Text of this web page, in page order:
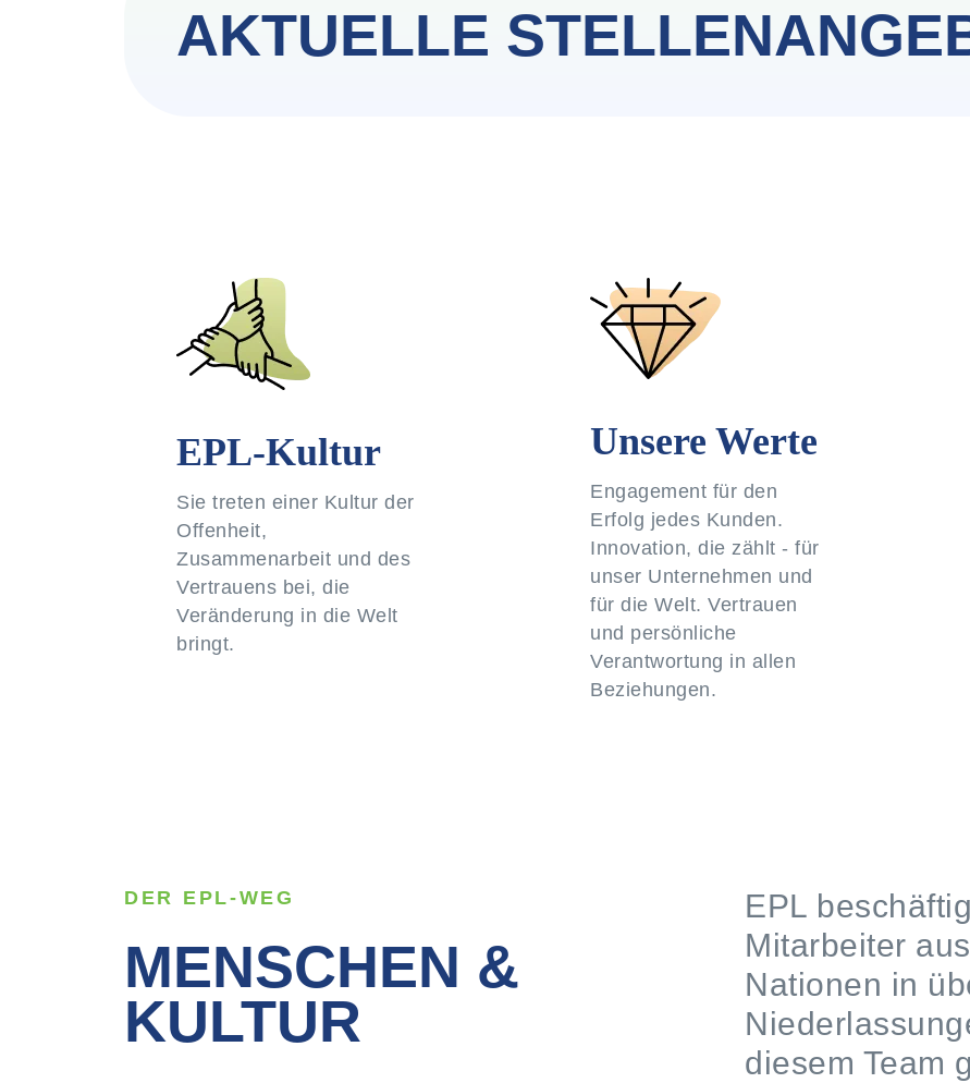
AKTUELLE
EPL-Kultur
Sie treten einer Kultur der
Offenheit,
Zusammenarbeit und des
Vertrauens bei, die
Veränderung in die Welt
bringt.
Unsere Werte
Engagement für den
Erfolg jedes Kunden.
Innovation, die zählt - für
unser Unternehmen und
für die Welt. Vertrauen
und persönliche
Verantwortung in allen
Beziehungen.
DER EPL-WEG
MENSCHEN &
KULTUR
EPL
Mitarbeiter
Nationen in
diesem Team